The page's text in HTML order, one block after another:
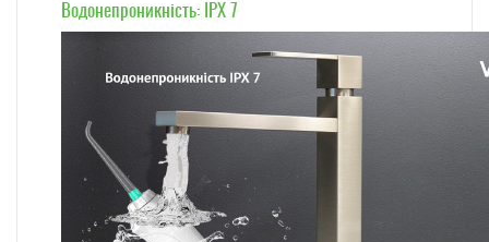
Водонепроникність: IPX 7